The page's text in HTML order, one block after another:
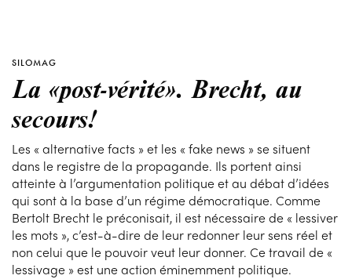
SILOMAG
La «post-vérité». Brecht, au
secours!
Les « alternative facts » et les « fake news » se situent
dans le registre de la propagande. Ils portent ainsi
atteinte à l’argumentation politique et au débat d’idées
qui sont à la base d’un régime démocratique. Comme
Bertolt Brecht le préconisait, il est nécessaire de « lessiver
les mots », c’est-à-dire de leur redonner leur sens réel et
non celui que le pouvoir veut leur donner. Ce travail de «
lessivage » est une action éminemment politique.